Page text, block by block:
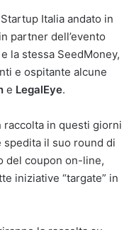
Italia andato in
partner dell’evento
la stessa SeedMoney,
e ospitante alcune
e LegalEye.
raccolta in questi giorni
spedita il suo round di
del coupon on-line,
iniziative “targate” in